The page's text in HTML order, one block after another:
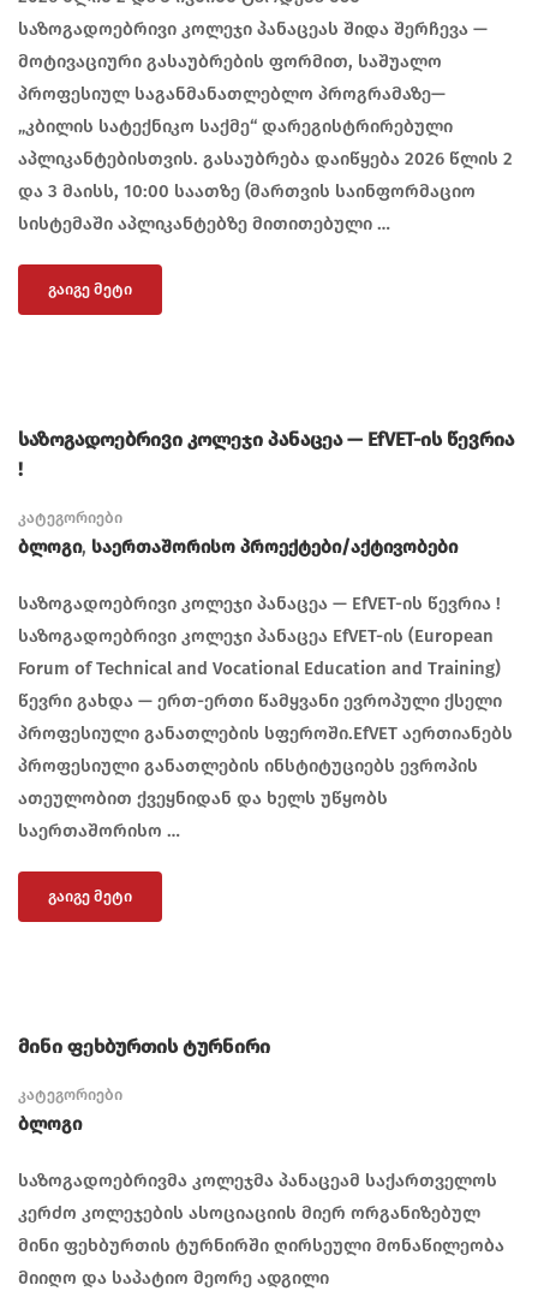
საზოგადოებრივი კოლეჯი პანაცეას შიდა შერჩევა —
მოტივაციური გასაუბრების ფორმით, საშუალო
პროფესიულ საგანმანათლებლო პროგრამაზე—
„კბილის სატექნიკო საქმე“ დარეგისტრირებული
აპლიკანტებისთვის. გასაუბრება დაიწყება 2026 წლის 2
და 3 მაისს, 10:00 საათზე (მართვის საინფორმაციო
სისტემაში აპლიკანტებზე მითითებული …
ᲒᲐᲘᲒᲔ ᲛᲔᲢᲘ
საზოგადოებრივი კოლეჯი პანაცეა — EfVET-ის წევრია
!
კატეგორიები
Ბლოგი, Საერთაშორისო Პროექტები/აქტივობები
საზოგადოებრივი კოლეჯი პანაცეა — EfVET-ის წევრია !
საზოგადოებრივი კოლეჯი პანაცეა EfVET-ის (European
Forum of Technical and Vocational Education and Training)
წევრი გახდა — ერთ-ერთი წამყვანი ევროპული ქსელი
პროფესიული განათლების სფეროში.EfVET აერთიანებს
პროფესიული განათლების ინსტიტუციებს ევროპის
ათეულობით ქვეყნიდან და ხელს უწყობს
საერთაშორისო …
ᲒᲐᲘᲒᲔ ᲛᲔᲢᲘ
მინი ფეხბურთის ტურნირი
კატეგორიები
Ბლოგი
საზოგადოებრივმა კოლეჯმა პანაცეამ საქართველოს
კერძო კოლეჯების ასოციაციის მიერ ორგანიზებულ
მინი ფეხბურთის ტურნირში ღირსეული მონაწილეობა
მიიღო და საპატიო მეორე ადგილი